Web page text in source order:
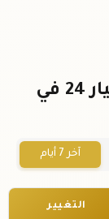
سعر سبيكة ذهب 5 جرام عيار 24 في
آخر 7 أيام
التغيير